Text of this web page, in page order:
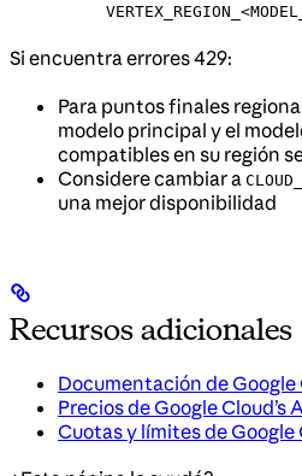
Si encuentra errores 429:
Para puntos finales
modelo principal y el
compatibles en su región
Considere cambiar a
una mejor disponibilidad
Recursos adicionales
Documentación de Google
Precios de Google Cloud’s
Cuotas y límites de Google